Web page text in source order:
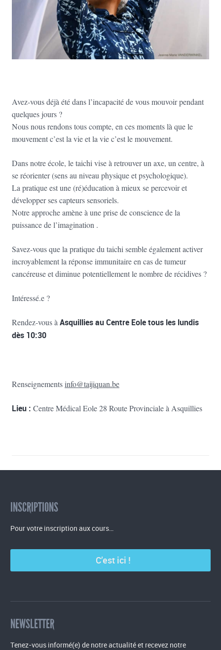
Avez-vous déjà été dans l’incapacité de vous mouvoir pendant
quelques jours ?
Nous nous rendons tous compte, en ces moments là que le
mouvement c’est la vie et la vie c’est le mouvement.
Dans notre école, le taichi vise à retrouver un axe, un centre, à
se réorienter (sens au niveau physique et psychologique).
La pratique est une (ré)éducation à mieux se percevoir et
développer ses capteurs sensoriels.
Notre approche amène à une prise de conscience de la
puissance de l’imagination .
Savez-vous que la pratique du taichi semble également activer
incroyablement la réponse immunitaire en cas de tumeur
cancéreuse et diminue potentiellement le nombre de récidives ?
Intéressé.e ?
Rendez-vous à Asquillies au Centre Eole tous les lundis
dès 10:30
Renseignementsinfo@taijiquan.be
Lieu : Centre Médical Eole 28 Route Provinciale à Asquillies
INSCRIPTIONS
Pour votre inscription aux cours…
C’est ici !
NEWSLETTER
Tenez-vous informé(e) de notre actualité et recevez notre